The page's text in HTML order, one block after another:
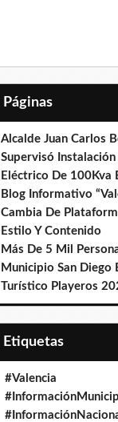
Páginas
Alcalde Juan Carlos
Supervisó
Eléctrico De 100Kva
Blog Informativo
Cambia De
Estilo Y Contenido
Más De 5 Mil
Municipio San Diego
Turístico Playeros
Etiquetas
#Valencia